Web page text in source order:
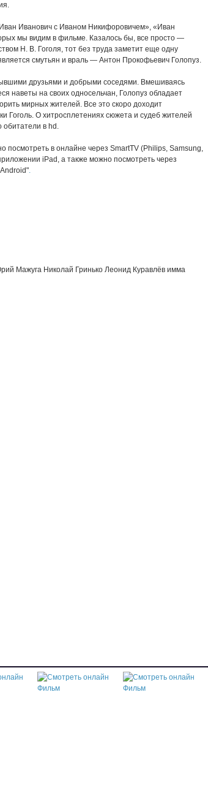
Иванович с Иваном Никифоровичем», «Иван
мы видим в фильме. Казалось бы, все просто —
Н. В. Гоголя, тот без труда заметит еще одну
смутьян и враль — Антон Прокофьевич Голопуз.
друзьями и добрыми соседями. Вмешиваясь
наветы на своих односельчан, Голопуз обладает
мирных жителей. Все это скоро доходит
Гоголь. О хитросплетениях сюжета и судеб жителей
обитатели в hd.
в онлайне через SmartTV (Philips, Samsung,
iPad, а также можно посмотреть через
.
Мажуга Николай Гринько Леонид Куравлёв имма